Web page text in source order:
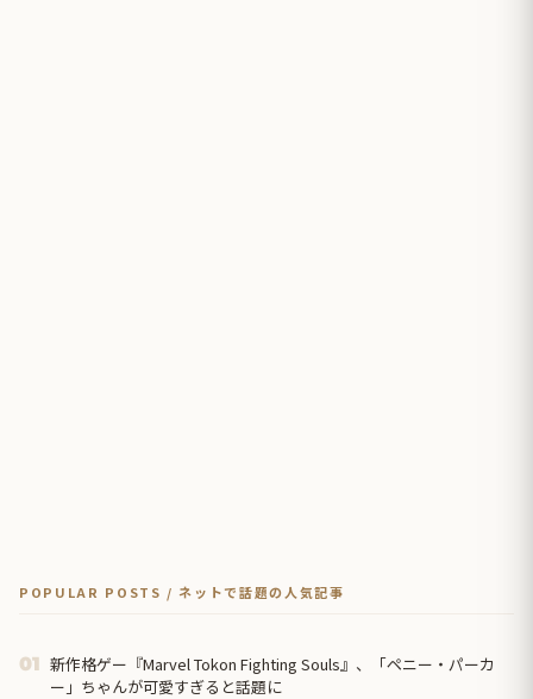
POPULAR POSTS / ネットで話題の人気記事
01 新作格ゲー『Marvel Tokon Fighting Souls』、「ペニー・パーカ
ー」ちゃんが可愛すぎると話題に